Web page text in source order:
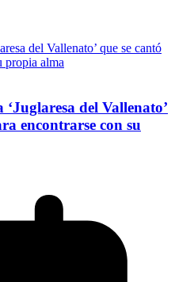
del Vallenato’
encontrarse con su